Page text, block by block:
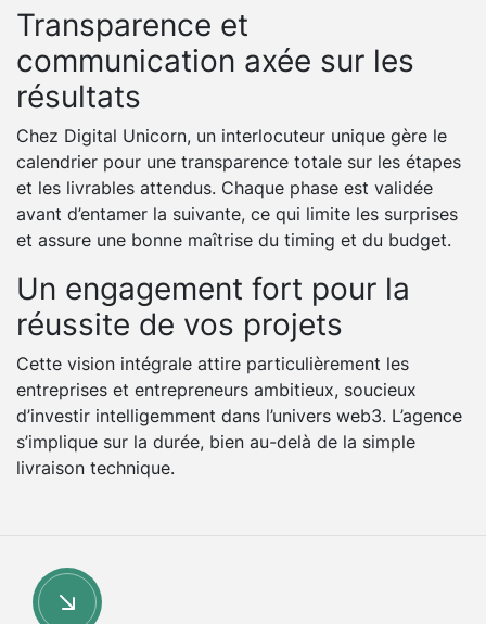
Transparence et
communication axée sur les
résultats
Chez Digital Unicorn, un interlocuteur unique gère le
calendrier pour une transparence totale sur les étapes
et les livrables attendus. Chaque phase est validée
avant d’entamer la suivante, ce qui limite les surprises
et assure une bonne maîtrise du timing et du budget.
Un engagement fort pour la
réussite de vos projets
Cette vision intégrale attire particulièrement les
entreprises et entrepreneurs ambitieux, soucieux
d’investir intelligemment dans l’univers web3. L’agence
s’implique sur la durée, bien au-delà de la simple
livraison technique.